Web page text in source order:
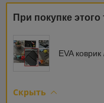
При покупке
EVA
Скрыть